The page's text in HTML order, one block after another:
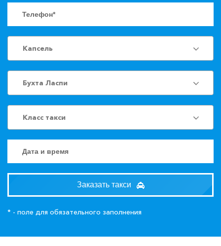
Капсель
Бухта Ласпи
Класс такси
Заказать такси
* - поле для обязательного заполнения